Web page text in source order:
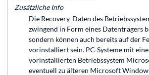
Zusätzliche Info
Die Recovery-Daten des
zwingend in Form eines Datenträgers
sondern können auch bereits auf der
vorinstalliert sein. PC-Systeme mit
vorinstallierten Betriebssystem
eventuell zu älteren Microsoft